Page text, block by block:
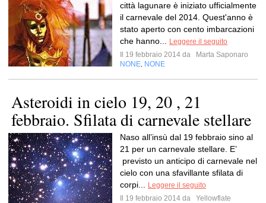
città lagunare è iniziato ufficialmente
il carnevale del 2014. Quest'anno è
stato aperto con cento imbarcazioni
che hanno...
Leggere il seguito
Il 19 febbraio 2014 da
Marta Saponaro
NONE NONE
Asteroidi in cielo 19, 20 , 21
febbraio. Sfilata di carnevale stellare
Naso all’insù dal 19 febbraio sino al
21 per un carnevale stellare. E’
previsto un anticipo di carnevale nel
cielo con una sfavillante sfilata di
corpi...
Leggere il seguito
Il 19 febbraio 2014 da
Yellowflate